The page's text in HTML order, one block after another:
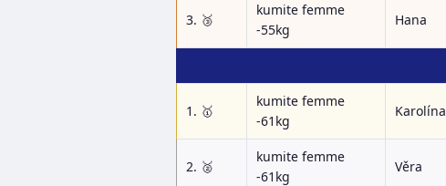
3. 🥉
kumite femme
-55kg
Hana
1. 🥇
kumite femme
-61kg
Karolína
2. 🥈
kumite femme
-61kg
Věra